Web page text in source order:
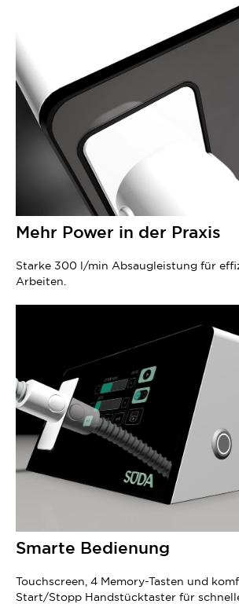
Mehr Power in der Praxis
Starke 300 l/min Absaugleistung für
Arbeiten.
Smarte Bedienung
Touchscreen, 4 Memory-Tasten und
Start/Stopp Handstücktaster für